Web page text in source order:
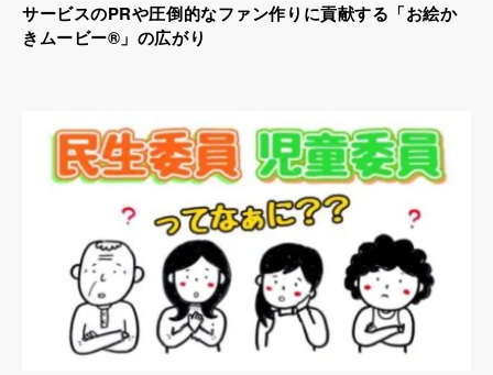
サービスのPRや圧倒的なファン作りに貢献する「お絵か
きムービー®」の広がり